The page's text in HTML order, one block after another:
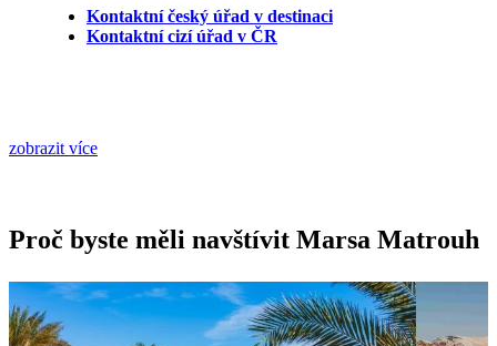
Kontaktní český úřad v destinaci
Kontaktní cizí úřad v ČR
zobrazit více
Proč byste měli navštívit Marsa Matrouh